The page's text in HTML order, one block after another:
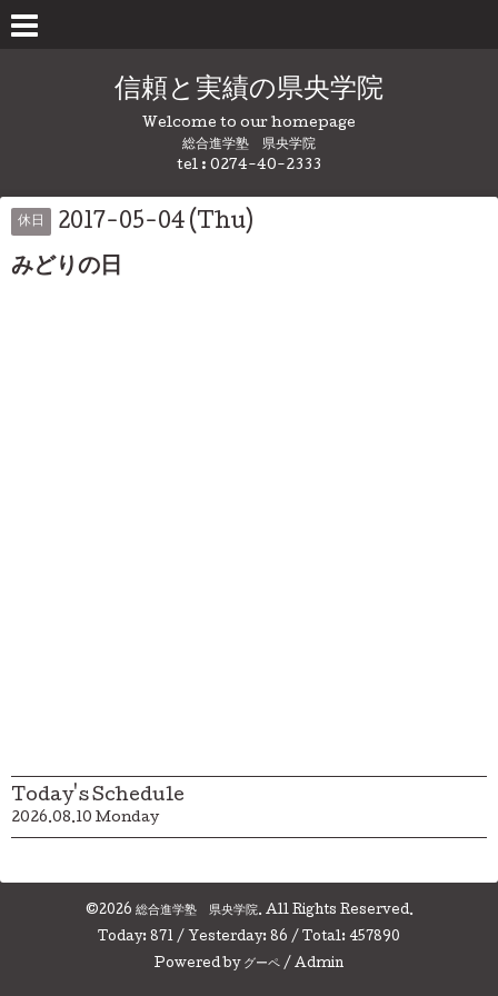
信頼と実績の県央学院
Welcome to our homepage
総合進学塾 県央学院
tel : 0274-40-2333
休日 2017-05-04 (Thu)
みどりの日
Today's Schedule
2026.08.10 Monday
©2026 総合進学塾 県央学院. All Rights Reserved.
Today: 871 / Yesterday: 86 / Total: 457890
Powered by グーペ / Admin